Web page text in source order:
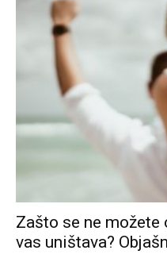
Zašto se ne
vas uništava?